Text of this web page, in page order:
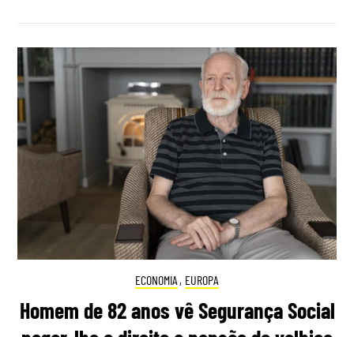
ECONOMIA , EUROPA
Homem de 82 anos vê Segurança Social